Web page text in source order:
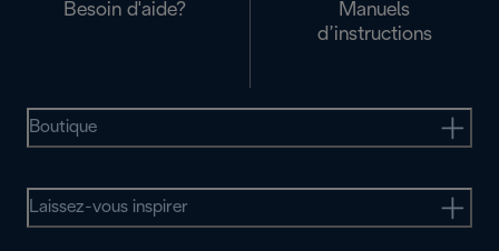
Besoin d'aide?
Manuels
d’instructions
Boutique
Laissez-vous inspirer